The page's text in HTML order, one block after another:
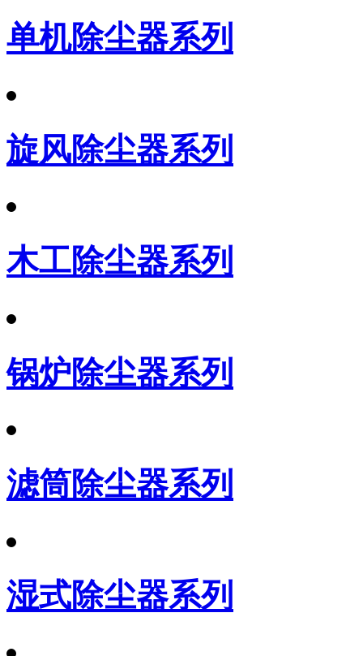
单机除尘器系列
旋风除尘器系列
木工除尘器系列
锅炉除尘器系列
滤筒除尘器系列
湿式除尘器系列